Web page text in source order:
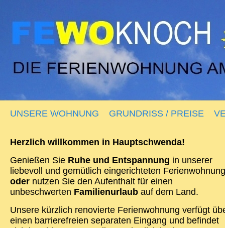
UNSERE WOHNUNG GRUNDRISS / PREISE
Herzlich willkommen in Hauptschwenda!
Genießen Sie Ruhe und Entspannung in unserer
liebevoll und gemütlich eingerichteten Ferienwohnung
odernutzen Sie den Aufenthalt für einen
unbeschwerten Familienurlaubauf dem Land.
Unsere kürzlich renovierte Ferienwohnung verfügt
einen barrierefreien separaten Eingang und befindet